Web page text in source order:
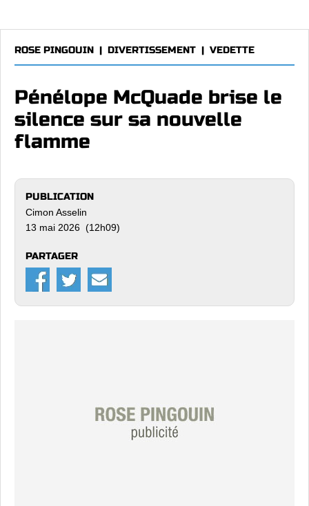
ROSE PINGOUIN | DIVERTISSEMENT | VEDETTE
Pénélope McQuade brise le
silence sur sa nouvelle
flamme
PUBLICATION
Cimon Asselin
13 mai 2026 (12h09)
PARTAGER